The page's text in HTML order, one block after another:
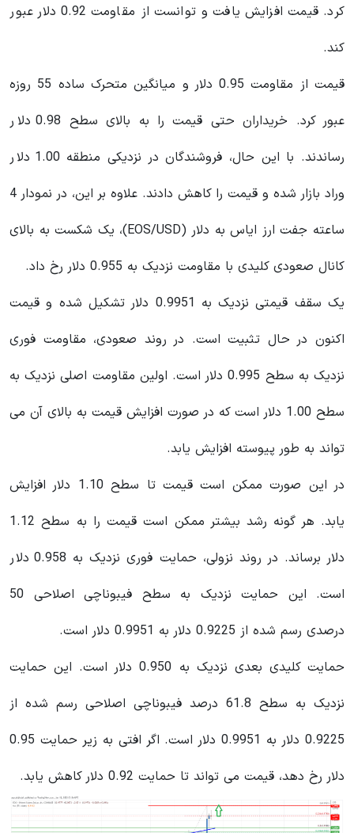
کرد. قیمت افزایش یافت و توانست از مقاومت 0.92 دلار عبور
کند.
قیمت از مقاومت 0.95 دلار و میانگین متحرک ساده 55 روزه
عبور کرد. خریداران حتی قیمت را به بالای سطح 0.98 دلار
رساندند. با این حال، فروشندگان در نزدیکی منطقه 1.00 دلار
وراد بازار شده و قیمت را کاهش دادند. علاوه بر این، در نمودار 4
ساعته جفت ارز ایاس به دلار (EOS/USD)، یک شکست به بالای
کانال صعودی کلیدی با مقاومت نزدیک به 0.955 دلار رخ داد.
یک سقف قیمتی نزدیک به 0.9951 دلار تشکیل شده و قیمت
اکنون در حال تثبیت است. در روند صعودی، مقاومت فوری
نزدیک به سطح 0.995 دلار است. اولین مقاومت اصلی نزدیک به
سطح 1.00 دلار است که در صورت افزایش قیمت به بالای آن می
تواند به طور پیوسته افزایش یابد.
در این صورت ممکن است قیمت تا سطح 1.10 دلار افزایش
یابد. هر گونه رشد بیشتر ممکن است قیمت را به سطح 1.12
دلار برساند. در روند نزولی، حمایت فوری نزدیک به 0.958 دلار
است. این حمایت نزدیک به سطح فیبوناچی اصلاحی 50
درصدی رسم شده از 0.9225 دلار به 0.9951 دلار است.
حمایت کلیدی بعدی نزدیک به 0.950 دلار است. این حمایت
نزدیک به سطح 61.8 درصد فیبوناچی اصلاحی رسم شده از
0.9225 دلار به 0.9951 دلار است. اگر افتی به زیر حمایت 0.95
دلار رخ دهد، قیمت می تواند تا حمایت 0.92 دلار کاهش یابد.